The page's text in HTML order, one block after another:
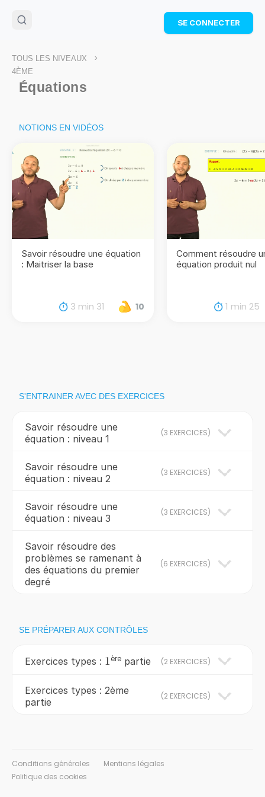
🌴Cahier de vacances offert
: révise les maths cet
Télécharge ton PDF gratuit et progresse avec des
SE CONNECTER
TOUS LES NIVEAUX >
4ÈME
Équations
NOTIONS EN VIDÉOS
Savoir résoudre une équation
: Maitriser la base
3 min 31 10
Comment résoudre
équation produit nul
1 min 25
S'ENTRAINER AVEC DES EXERCICES
Savoir résoudre une
équation : niveau 1
(3 EXERCICES)
Savoir résoudre une
équation : niveau 2
(3 EXERCICES)
Savoir résoudre une
équation : niveau 3
(3 EXERCICES)
Savoir résoudre des
problèmes se ramenant à
des équations du premier
degré
(6 EXERCICES)
SE PRÉPARER AUX CONTRÔLES
Exercices types : 1
1 ère partie (2 EXERCICES)
Exercices types : 2ème
partie
(2 EXERCICES)
Conditions générales
Mentions légales
Politique des cookies